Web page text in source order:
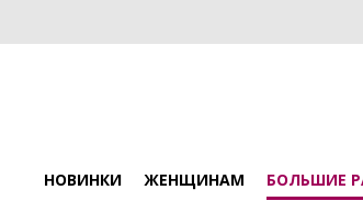
НОВИНКИ ЖЕНЩИНАМ БОЛЬШИЕ